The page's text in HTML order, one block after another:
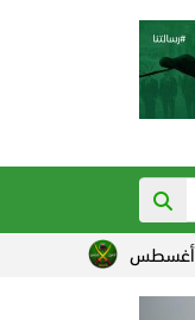
تصاعد القلق الصهيوني من